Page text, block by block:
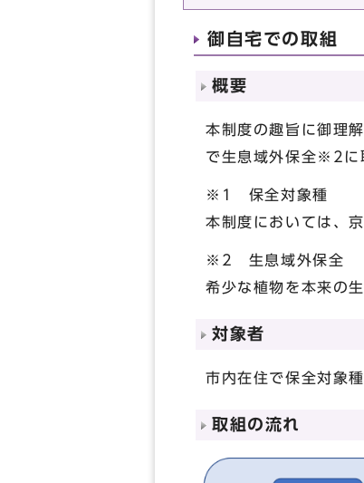
御自宅での取組
概要
本制度の趣旨に御理
で生息域外保全※2に
※1 保全対象種
本制度においては、
※2 生息域外保全
希少な植物を本来の
対象者
市内在住で保全対象
取組の流れ